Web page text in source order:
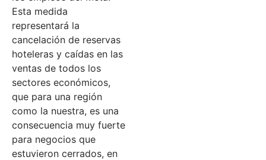
Esta medida
representará la
cancelación de reservas
hoteleras y caídas en las
ventas de todos los
sectores económicos,
que para una región
como la nuestra, es una
consecuencia muy fuerte
para negocios que
estuvieron cerrados, en